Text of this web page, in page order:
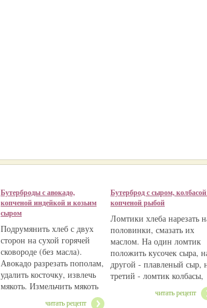
Бутерброды с авокадо,
копченой индейкой и козьим
сыром
Подрумянить хлеб с двух
сторон на сухой горячей
сковороде (без масла).
Авокадо разрезать пополам,
удалить косточку, извлечь
мякоть. Измельчить мякоть
читать рецепт
Бутерброд с сыром,
копченой рыбой
Ломтики хлеба нарезать
половинки, смазать их
маслом. На один ломтик
положить кусочек сыра,
другой - плавленый сыр,
третий - ломтик колбасы,
читать рецепт